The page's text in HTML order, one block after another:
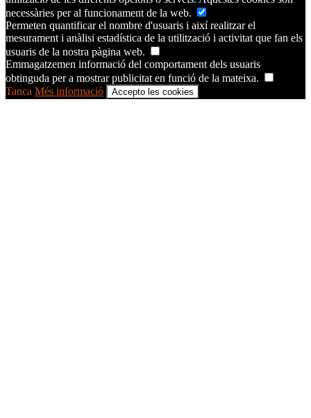
necessàries per al funcionament de la web.
Permeten quantificar el nombre d'usuaris i així realitzar el
mesurament i anàlisi estadística de la utilització i activitat que fan els
usuaris de la nostra pàgina web.
Emmagatzemen informació del comportament dels usuaris
obtinguda per a mostrar publicitat en funció de la mateixa.
Tanca Més informació Accepto les cookies